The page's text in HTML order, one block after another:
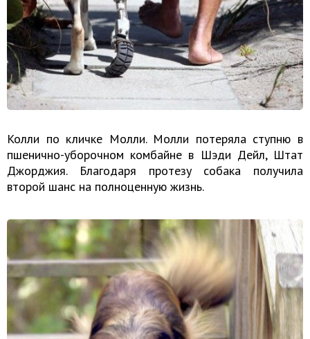
Колли по кличке Молли. Молли потеряла ступню в
пшенично-уборочном комбайне в Шэди Дейл, Штат
Джорджия. Благодаря протезу собака получила
второй шанс на полноценную жизнь.